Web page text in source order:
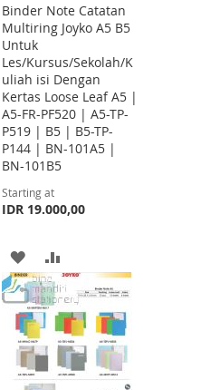
Binder Note Catatan
Multiring Joyko A5 B5
Untuk
Les/Kursus/Sekolah/K
uliah isi Dengan
Kertas Loose Leaf A5 |
A5-FR-PF520 | A5-TP-
P519 | B5 | B5-TP-
P144 | BN-101A5 |
BN-101B5
Starting at
IDR 19.000,00
ADD
TO
WISH
LIST
TO
COMPARE